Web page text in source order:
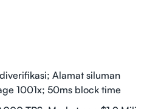
Alamat siluman
1001x; 50ms block time